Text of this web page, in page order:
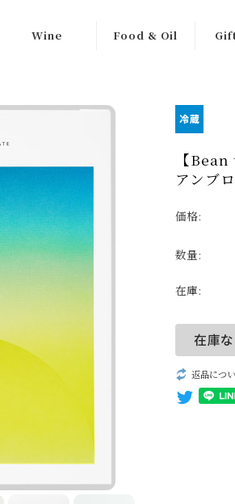
Wine
オレンジワイン
フリッツァンテ
（弱泡）
パッシート
生産者一覧
Food & Oil
バルサミコ酢
チョコレート
【
アンブ
価格:
数量:
在庫:
返品につ